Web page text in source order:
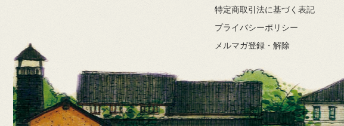
特定商取引法に基づく表記
プライバシーポリシー
メルマガ登録・解除